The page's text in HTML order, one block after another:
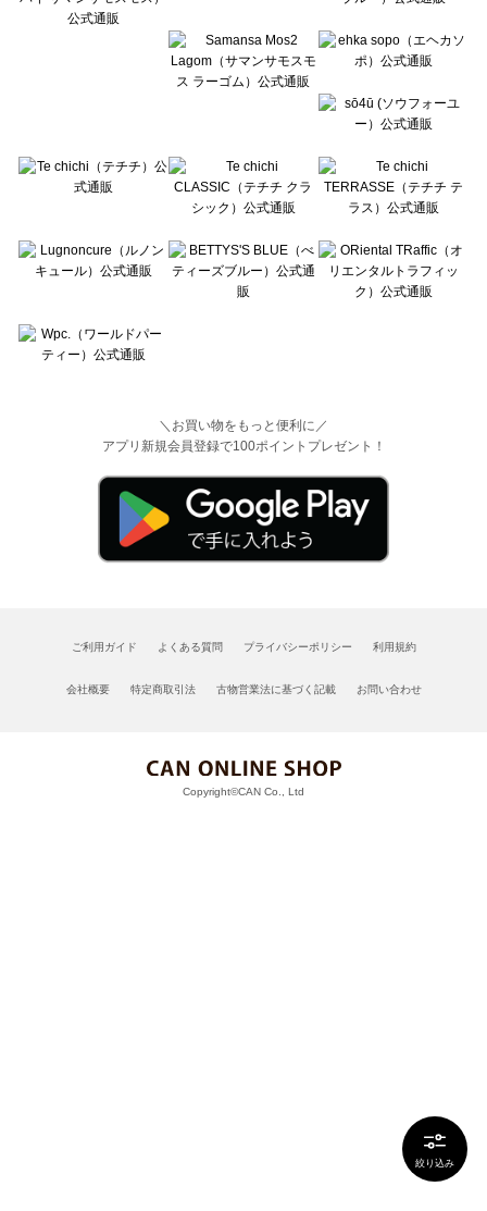
絞り込み
Wpc.（ワールドパーティー）のトップス一覧
＼お買い物をもっと便利に／
アプリ新規会員登録で100ポイントプレゼント！
ご利用ガイド よくある質問 プライバシーポリシー 利用規約
会社概要 特定商取引法 古物営業法に基づく記載 お問い合わせ
Copyright©CAN Co., Ltd